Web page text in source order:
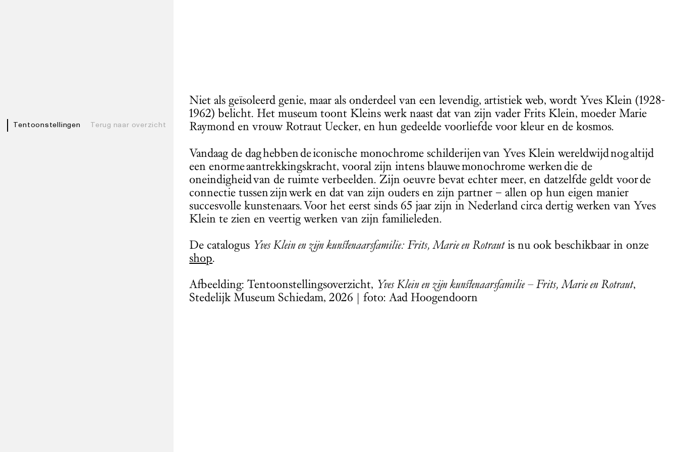
Tentoonstellingen Terug naar overzicht
Niet als geïsoleerd genie, maar als onderdeel van een levendig, artistiek web, wordt Yves Klein (1928-
1962) belicht. Het museum toont Kleins werk naast dat van zijn vader Frits Klein, moeder Marie
Raymond en vrouw Rotraut Uecker, en hun gedeelde voorliefde voor kleur en de kosmos.
Vandaag de dag hebben de iconische monochrome schilderijen van Yves Klein wereldwijd nog altijd
een enorme aantrekkingskracht, vooral zijn intens blauwe monochrome werken die de
oneindigheid van de ruimte verbeelden. Zijn oeuvre bevat echter meer, en datzelfde geldt voor de
connectie tussen zijn werk en dat van zijn ouders en zijn partner –allen op hun eigen manier
succesvolle kunstenaars. Voor het eerst sinds 65 jaar zijn in Nederland circa dertig werken van Yves
Klein te zien en veertig werken van zijn familieleden.
De catalogus Yves Klein en zijn kunstenaarsfamilie: Frits, Marie en Rotrautis nu ook beschikbaar in onze
shop.
Afbeelding: Tentoonstellingsoverzicht, Yves Klein en zijn kunstenaarsfamilie – Frits, Marie en Rotraut,
Stedelijk Museum Schiedam, 2026 | foto: Aad Hoogendoorn